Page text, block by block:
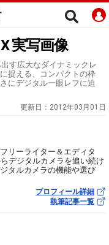
実写画像
す広大なダイナミックレ
捉える、コンパクトの枠
にデジタル一眼レフに迫
更新日： 2012年03月01日
リーライター＆エディタ
デジタルカメラを追い続け
タルカメラの機能や選び
プロフィール詳細
執筆記事一覧